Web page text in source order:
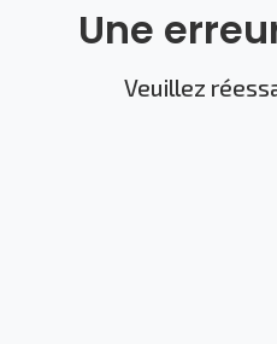
Une
Veuillez